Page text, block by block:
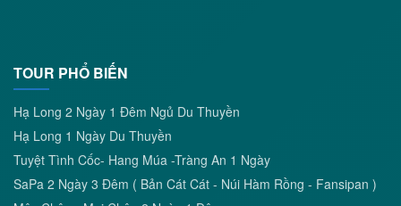
TOUR PHỔ BIẾN
Hạ Long 2 Ngày 1 Đêm Ngủ Du Thuyền
Hạ Long 1 Ngày Du Thuyền
Tuyệt Tình Cốc- Hang Múa -Tràng An 1 Ngày
SaPa 2 Ngày 3 Đêm ( Bản Cát Cát - Núi Hàm Rồng - Fansipan )